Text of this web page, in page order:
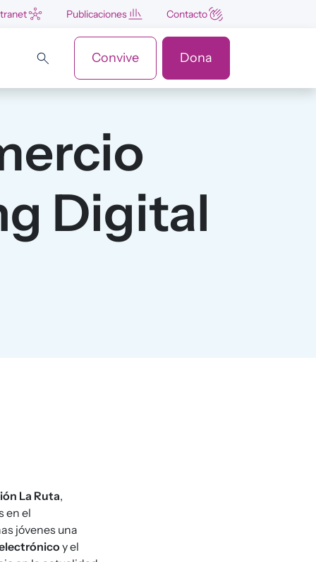
Publicaciones Contacto
Convive Dona
Digital
La Ruta,
en el
jóvenes una
y el